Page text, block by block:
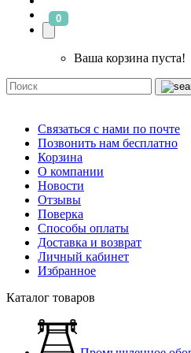
0
Ваша корзина пуста!
Связаться с нами по почте
Позвонить нам бесплатно
Корзина
О компании
Новости
Отзывы
Поверка
Способы оплаты
Доставка и возврат
Личный кабинет
Избранное
Каталог товаров